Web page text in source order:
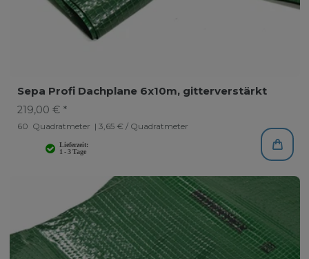
Sepa Profi Dachplane 6x10m, gitterverstärkt
219,00 € *
60 Quadratmeter | 3,65 € / Quadratmeter